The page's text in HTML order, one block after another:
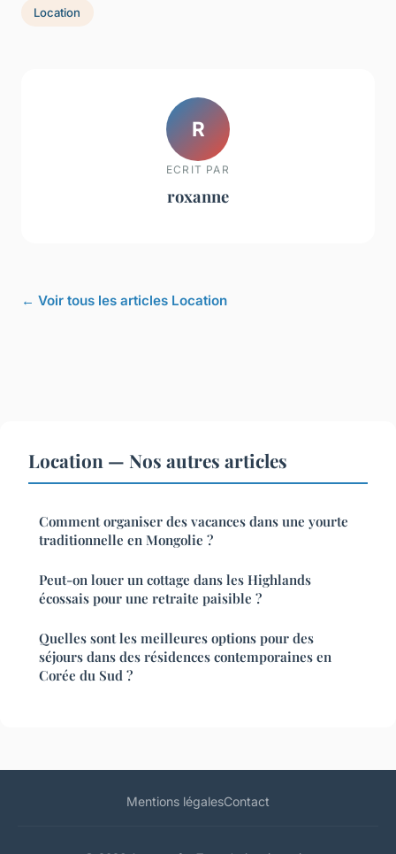
Location
R
ECRIT PAR
roxanne
← Voir tous les articles Location
Location — Nos autres articles
Comment organiser des vacances dans une yourte
traditionnelle en Mongolie ?
Peut-on louer un cottage dans les Highlands
écossais pour une retraite paisible ?
Quelles sont les meilleures options pour des
séjours dans des résidences contemporaines en
Corée du Sud ?
Mentions légalesContact